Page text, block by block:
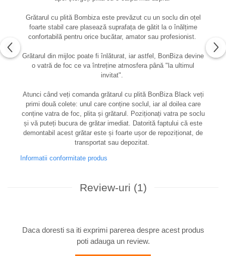
Grătarul cu plită Bombiza este prevăzut cu un soclu din oțel
foarte stabil care plasează suprafața de gătit la o înălțime
confortabilă pentru orice bucătar, amator sau profesionist.
Grătarul din mijloc poate fi înlăturat, iar astfel, BonBiza devine
o vatră de foc ce va întreține atmosfera până "la ultimul
invitat".
Atunci când veți comanda grătarul cu plită BonBiza Black veți
primi două colete: unul care conține soclul, iar al doilea care
conține vatra de foc, plita și grătarul. Poziționați vatra pe soclu
și vă puteți bucura de grătar imediat. Datorită faptului că este
demontabil acest grătar este și foarte ușor de repoziționat, de
transportat sau depozitat.
Informatii conformitate produs
Review-uri (1)
Daca doresti sa iti exprimi parerea despre acest produs
poti adauga un review.